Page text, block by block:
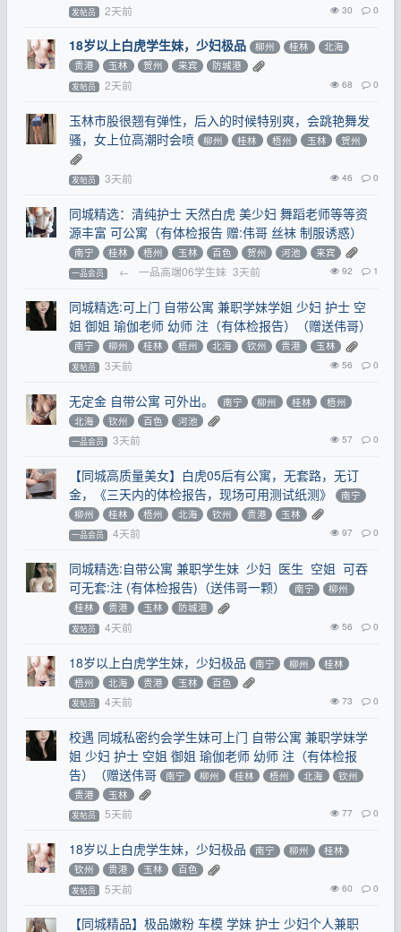
发帖员 2天前 30 0
18岁以上白虎学生妹，少妇极品 柳州 桂林
北海
贵港
玉林 贺州 来宾 防城港
发帖员 2天前 68 0
玉林市股很翘有弹性，后入的时候特别爽，会跳艳舞发
骚，女上位高潮时会喷
柳州 桂林 梧州 玉林 贺州
发帖员 3天前 46 0
同城精选：清纯护士 天然白虎 美少妇 舞蹈老师等等资
源丰富 可公寓（有体检报告 赠:伟哥 丝袜 制服诱惑）
南宁 桂林 梧州 玉林 百色 贺州 河池 来宾
一品会员 ← 一品高端06学生妹 3天前 92 1
同城精选:可上门 自带公寓 兼职学妹学姐 少妇 护士 空
姐 御姐 瑜伽老师 幼师 注（有体检报告）（赠送伟哥）
南宁 柳州 桂林 梧州 北海 钦州 贵港 玉林
发帖员 3天前 56 0
无定金 自带公寓 可外出。 南宁 柳州 桂林
梧州
北海
钦州 百色 河池
一品会员 3天前 57 0
【同城高质量美女】白虎05后有公寓，无套路，无订
金，《三天内的体检报告，现场可用测试纸测》
南宁
柳州
桂林 梧州 北海 钦州 贵港 玉林
一品会员 4天前 97 0
同城精选:自带公寓 兼职学生妹 少妇 医生 空姐 可吞
可无套:注 (有体检报告)（送伟哥一颗）
南宁
柳州
桂林
贵港 玉林 防城港
发帖员 4天前 56 0
18岁以上白虎学生妹，少妇极品 南宁 柳州
桂林
梧州
北海 贵港 玉林 百色
发帖员 4天前 73 0
校遇 同城私密约会学生妹可上门 自带公寓 兼职学妹学
姐 少妇 护士 空姐 御姐 瑜伽老师 幼师 注（有体检报
告）（赠送伟哥
南宁 柳州 桂林 梧州 北海
钦州
贵港
玉林
发帖员 5天前 77 0
18岁以上白虎学生妹，少妇极品 南宁 柳州
桂林
钦州
贵港 玉林 百色
发帖员 5天前 60 0
【同城精品】极品嫩粉 车模 学妹 护士 少妇个人兼职